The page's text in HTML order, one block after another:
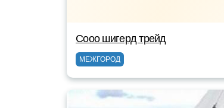
Сооо шигерд трейд
МЕЖГОРОД